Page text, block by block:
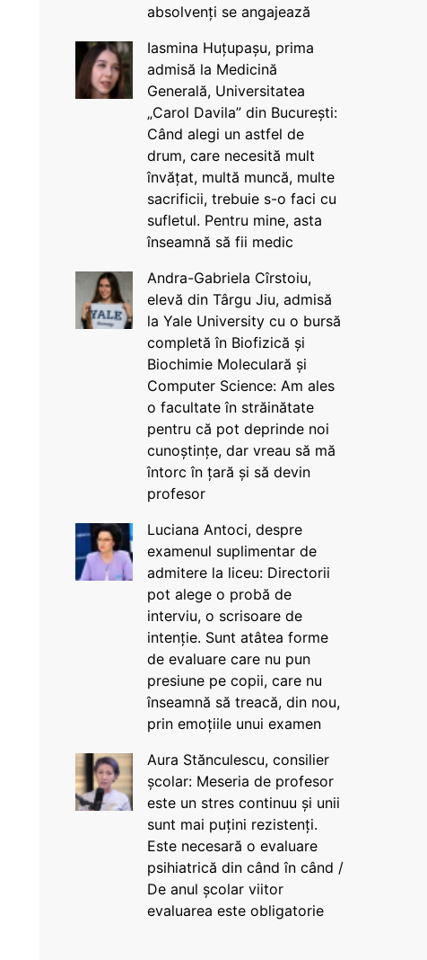
absolvenți se angajează
Iasmina Huțupașu, prima
admisă la Medicină
Generală, Universitatea
„Carol Davila” din București:
Când alegi un astfel de
drum, care necesită mult
învățat, multă muncă, multe
sacrificii, trebuie s-o faci cu
sufletul. Pentru mine, asta
înseamnă să fii medic
Andra-Gabriela Cîrstoiu,
elevă din Târgu Jiu, admisă
la Yale University cu o bursă
completă în Biofizică și
Biochimie Moleculară și
Computer Science: Am ales
o facultate în străinătate
pentru că pot deprinde noi
cunoștințe, dar vreau să mă
întorc în țară și să devin
profesor
Luciana Antoci, despre
examenul suplimentar de
admitere la liceu: Directorii
pot alege o probă de
interviu, o scrisoare de
intenție. Sunt atâtea forme
de evaluare care nu pun
presiune pe copii, care nu
înseamnă să treacă, din nou,
prin emoțiile unui examen
Aura Stănculescu, consilier
școlar: Meseria de profesor
este un stres continuu și unii
sunt mai puțini rezistenți.
Este necesară o evaluare
psihiatrică din când în când /
De anul școlar viitor
evaluarea este obligatorie